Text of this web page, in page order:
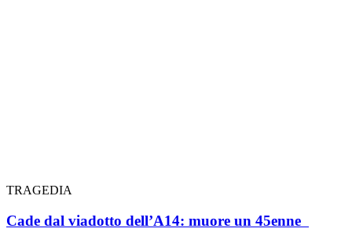
TRAGEDIA
Cade dal viadotto dell’A14: muore un 45enne